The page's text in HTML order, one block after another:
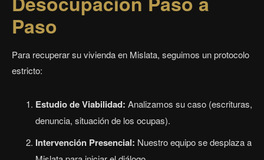
Paso
Para recuperar su vivienda en Mislata, seguimos un protocolo
estricto:
Estudio de Viabilidad: Analizamos su caso (escrituras,
denuncia, situación de los ocupas).
Intervención Presencial: Nuestro equipo se desplaza a